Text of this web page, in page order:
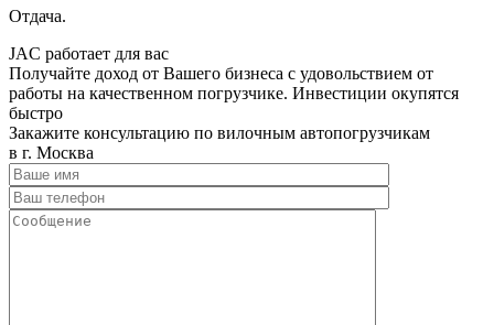
Отдача.
JAC работает для вас
Получайте доход от Вашего бизнеса с удовольствием от
работы на качественном погрузчике. Инвестиции окупятся
быстро
Закажите консультацию по вилочным автопогрузчикам
в г. Москва